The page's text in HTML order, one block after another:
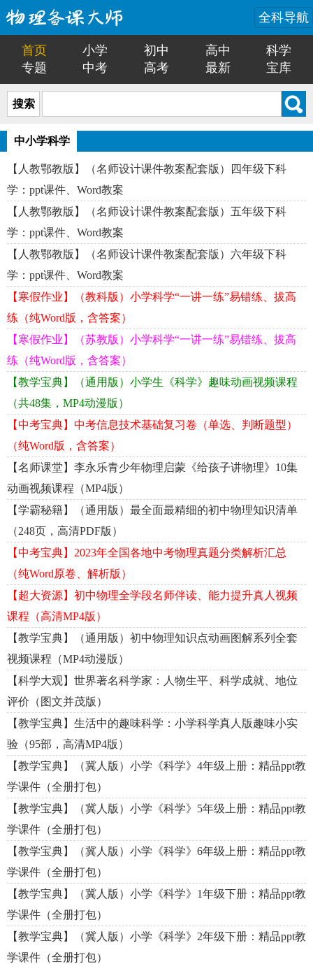
全科导航
首页 小学 初中 高中
科学
专题
中考 高考 最新 宝库
搜索
中小学科学
【人教鄂教版】（名师设计课件教案配套版）四年级下科
学：ppt课件、Word教案
【人教鄂教版】（名师设计课件教案配套版）五年级下科
学：ppt课件、Word教案
【人教鄂教版】（名师设计课件教案配套版）六年级下科
学：ppt课件、Word教案
【寒假作业】（教科版）小学科学“一讲一练”易错练、拔高
练（纯Word版，含答案）
【寒假作业】（苏教版）小学科学“一讲一练”易错练、拔高
练（纯Word版，含答案）
【教学宝典】（通用版）小学生《科学》趣味动画视频课程
（共48集，MP4动漫版）
【中考宝典】中考信息技术基础复习卷（单选、判断题型）
（纯Word版，含答案）
【名师课堂】李永乐青少年物理启蒙《给孩子讲物理》10集
动画视频课程（MP4版）
【学霸秘籍】（通用版）最全面最精细的初中物理知识清单
（248页，高清PDF版）
【中考宝典】2023年全国各地中考物理真题分类解析汇总
（纯Word原卷、解析版）
【超大资源】初中物理全学段名师伴读、能力提升真人视频
课程（高清MP4版）
【教学宝典】（通用版）初中物理知识点动画图解系列全套
视频课程（MP4动漫版）
【科学大观】世界著名科学家：人物生平、科学成就、地位
评价（图文并茂版）
【教学宝典】生活中的趣味科学：小学科学真人版趣味小实
验（95部，高清MP4版）
【教学宝典】（冀人版）小学《科学》4年级上册：精品ppt教
学课件（全册打包）
【教学宝典】（冀人版）小学《科学》5年级上册：精品ppt教
学课件（全册打包）
【教学宝典】（冀人版）小学《科学》6年级上册：精品ppt教
学课件（全册打包）
【教学宝典】（冀人版）小学《科学》1年级下册：精品ppt教
学课件（全册打包）
【教学宝典】（冀人版）小学《科学》2年级下册：精品ppt教
学课件（全册打包）